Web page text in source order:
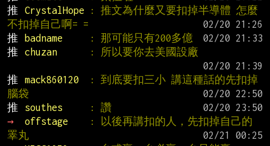
推
CrystalHope
: 推文為什麼又要扣掉半導體 怎麼
不扣掉自己啊= =
推
badname : 那可能只有200多億
推
chuzan
: 所以要你去美國設廠
推
mack860120
: 到底要扣三小 講這種話的先扣掉
腦袋
推
southes : 讚
→
offstage
: 以後再講扣的人，先扣掉自己的
睪丸